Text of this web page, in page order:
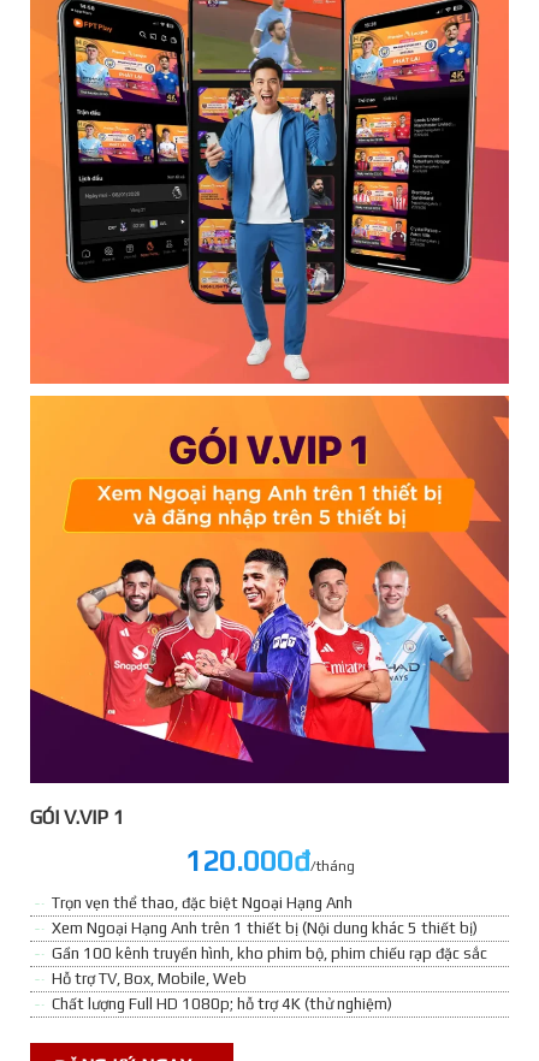
GÓI V.VIP 1
120.000đ/tháng
Trọn vẹn thể thao, đặc biệt Ngoại Hạng Anh
Xem Ngoại Hạng Anh trên 1 thiết bị (Nội dung khác 5 thiết bị)
Gần 100 kênh truyền hình, kho phim bộ, phim chiếu rạp đặc sắc
Hỗ trợ TV, Box, Mobile, Web
Chất lượng Full HD 1080p; hỗ trợ 4K (thử nghiệm)